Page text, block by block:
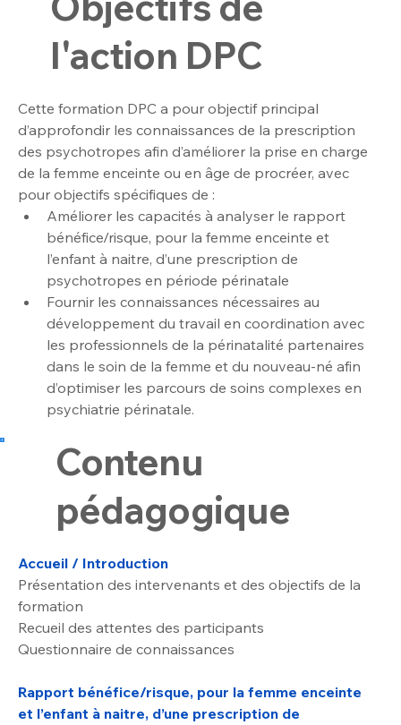
l'action DPC
Cette formation DPC a pour objectif principal
d’approfondir les connaissances de la prescription
des psychotropes afin d’améliorer la prise en charge
de la femme enceinte ou en âge de procréer, avec
pour objectifs spécifiques de :
Améliorer les capacités à analyser le rapport
bénéfice/risque, pour la femme enceinte et
l’enfant à naitre, d’une prescription de
psychotropes en période périnatale
Fournir les connaissances nécessaires au
développement du travail en coordination avec
les professionnels de la périnatalité partenaires
dans le soin de la femme et du nouveau-né afin
d’optimiser les parcours de soins complexes en
psychiatrie périnatale.
Contenu
pédagogique
Accueil / Introduction
Présentation des intervenants et des objectifs de la
formation
Recueil des attentes des participants
Questionnaire de connaissances
Rapport bénéfice/risque, pour la femme enceinte
et l’enfant à naitre, d’une prescription de